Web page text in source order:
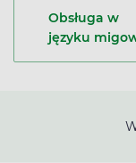
Obsługa w
języku